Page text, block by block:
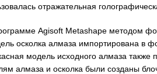
отражательная
Agisoft Metashape методом
осколка алмаза импортирована в
модель исходного алмаза
алмаза и осколка были созданы